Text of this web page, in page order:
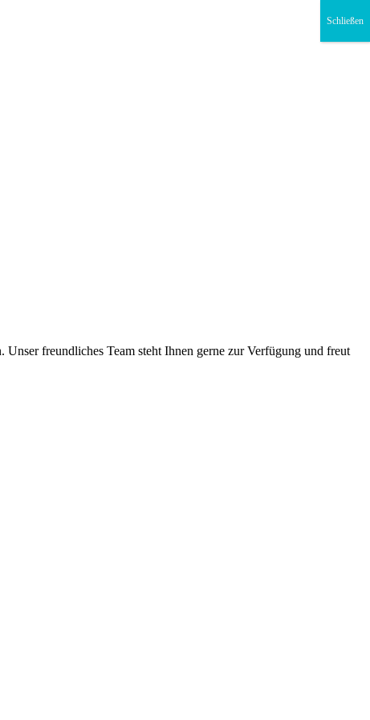
freundliches Team steht Ihnen gerne zur Verfügung und freut
Schließen